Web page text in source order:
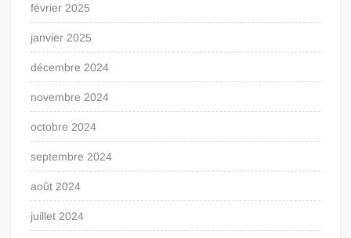
février 2025
janvier 2025
décembre 2024
novembre 2024
octobre 2024
septembre 2024
août 2024
juillet 2024